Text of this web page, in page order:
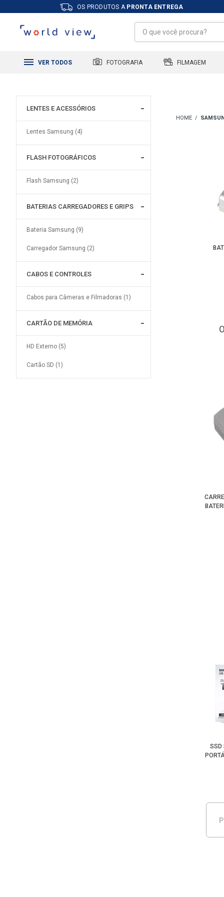
OS PRODUTOS A PRONTA ENTREGA
VER TODOS FOTOGRAFIA FILMAGEM
LENTES E ACESSÓRIOS
Lentes Samsung (4)
FLASH FOTOGRÁFICOS
Flash Samsung (2)
BATERIAS CARREGADORES E GRIPS
Bateria Samsung (9)
Carregador Samsung (2)
CABOS E CONTROLES
Cabos para Câmeras e Filmadoras (1)
CARTÃO DE MEMÓRIA
HD Externo (5)
Cartão SD (1)
SSD